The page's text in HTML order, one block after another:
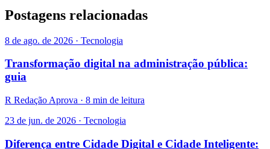
Postagens relacionadas
8 de ago. de 2026 · Tecnologia
Transformação digital na administração pública:
guia
R Redação Aprova · 8 min de leitura
23 de jun. de 2026 · Tecnologia
Diferença entre Cidade Digital e Cidade Inteligente: